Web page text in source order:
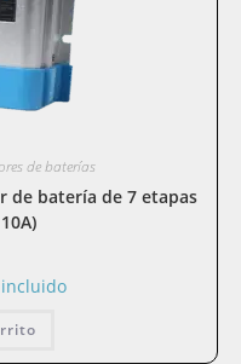
de baterías
de batería de 7 etapas
incluido